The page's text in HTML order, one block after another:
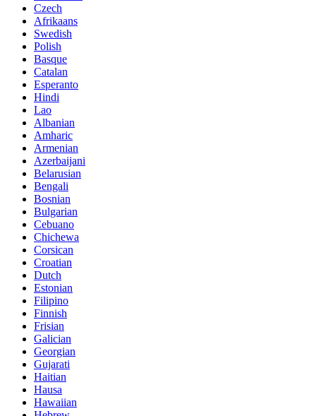
Czech
Afrikaans
Swedish
Polish
Basque
Catalan
Esperanto
Hindi
Lao
Albanian
Amharic
Armenian
Azerbaijani
Belarusian
Bengali
Bosnian
Bulgarian
Cebuano
Chichewa
Corsican
Croatian
Dutch
Estonian
Filipino
Finnish
Frisian
Galician
Georgian
Gujarati
Haitian
Hausa
Hawaiian